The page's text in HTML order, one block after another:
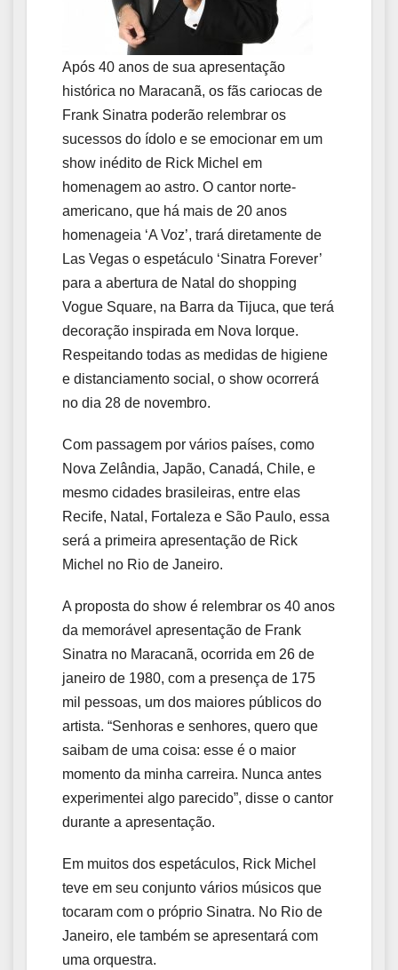
Após 40 anos de sua apresentação
histórica no Maracanã, os fãs cariocas de
Frank Sinatra poderão relembrar os
sucessos do ídolo e se emocionar em um
show inédito de Rick Michel em
homenagem ao astro. O cantor norte-
americano, que há mais de 20 anos
homenageia ‘A Voz’, trará diretamente de
Las Vegas o espetáculo ‘Sinatra Forever’
para a abertura de Natal do shopping
Vogue Square, na Barra da Tijuca, que terá
decoração inspirada em Nova Iorque.
Respeitando todas as medidas de higiene
e distanciamento social, o show ocorrerá
no dia 28 de novembro.
Com passagem por vários países, como
Nova Zelândia, Japão, Canadá, Chile, e
mesmo cidades brasileiras, entre elas
Recife, Natal, Fortaleza e São Paulo, essa
será a primeira apresentação de Rick
Michel no Rio de Janeiro.
A proposta do show é relembrar os 40 anos
da memorável apresentação de Frank
Sinatra no Maracanã, ocorrida em 26 de
janeiro de 1980, com a presença de 175
mil pessoas, um dos maiores públicos do
artista. “Senhoras e senhores, quero que
saibam de uma coisa: esse é o maior
momento da minha carreira. Nunca antes
experimentei algo parecido”, disse o cantor
durante a apresentação.
Em muitos dos espetáculos, Rick Michel
teve em seu conjunto vários músicos que
tocaram com o próprio Sinatra. No Rio de
Janeiro, ele também se apresentará com
uma orquestra.